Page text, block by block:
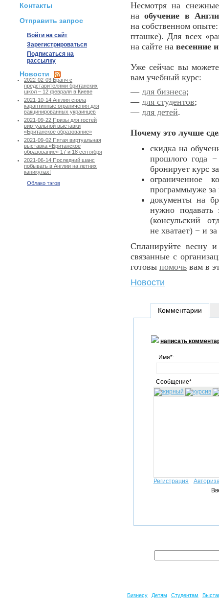
Контакты
Отправить запрос
Войти на сайт
Зарегистрироваться
Подписаться на
рассылку
Новости
2022-02-03 Бранч с
представителями британских
школ – 12 февраля в Киеве
2021-10-14 Англия сняла
карантинные ограничения для
вакцинированных украинцев
2021-09-22 Призы для гостей
виртуальной выставки
«Британское образование»
2021-09-02 Пятая виртуальная
выставка «Британское
образование» 17 и 18 сентября
2021-06-14 Последний шанс
побывать в Англии на летних
каникулах!
Облако тэгов
Несмотря на
наобучение в
на собственном
пташке). Для всех
на сайте на весенние
Уже сейчас вы
вам учебный курс:
— для бизнеса;
— для студентов;
— для детей.
Почему это лучше
скидка на
прошлого года −
бронирует курс
программыуже за
документы на
нужно
(консульский
не хватает) − и
Спланируйте весну
связанные с
готовы помочь вам в
Новости
Комментарии
написать
Имя*:
Сообщение*
Регистрация
Бизнесу Детям Студентам